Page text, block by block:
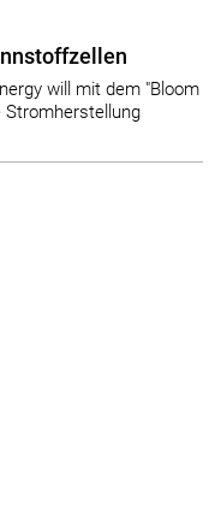
will mit dem "Bloom
Stromherstellung